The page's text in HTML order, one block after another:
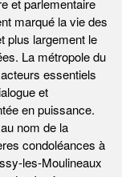
et parlementaire
marqué la vie des
plus largement le
La métropole du
essentiels
et
en puissance.
nom de la
condoléances à
les-Moulineaux